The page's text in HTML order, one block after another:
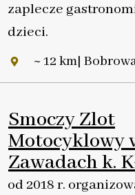
zaplecze
dzieci.
~ 12 km|
Smoczy Zlot
Motocyklowy
Zawadach k.
od 2018 r.